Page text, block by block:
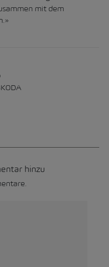
mit dem
hinzu